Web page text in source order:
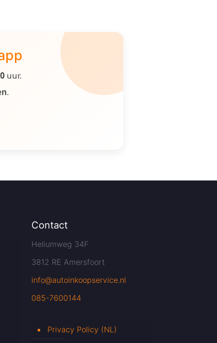
uur.
.
Contact
Heliumweg 34F
3812 RE Amersfoort
info@autoinkoopservice.nl
085-7600144
Privacy Policy (NL)